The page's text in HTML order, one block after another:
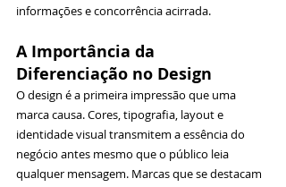
informações e concorrência acirrada.
A Importância da
Diferenciação no Design
O design é a primeira impressão que uma
marca causa. Cores, tipografia, layout e
identidade visual transmitem a essência do
negócio antes mesmo que o público leia
qualquer mensagem. Marcas que se destacam